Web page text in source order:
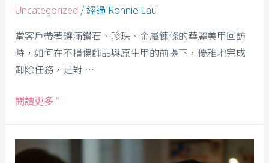
Uncategorized / 經過 Ronnie Lau
當客戶帶著鑲滿鑽石、珍珠、金屬鍊條的華麗美甲回訪
時，如何在不損傷飾品與原生甲的前提下，優雅地完成
卸除任務，是對 …
閱讀更多 ”